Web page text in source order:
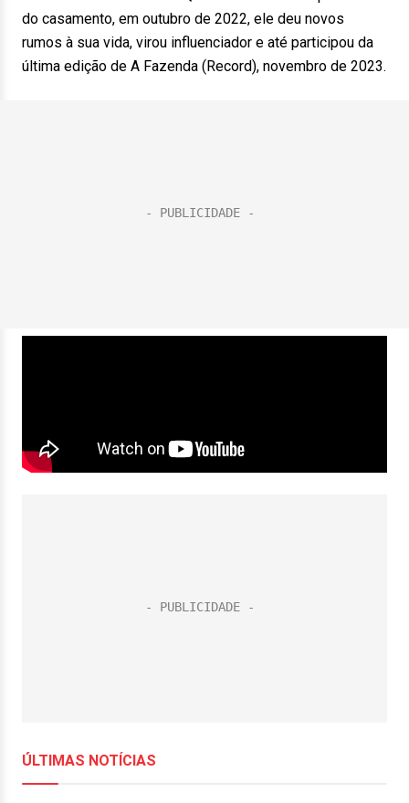
do casamento, em outubro de 2022, ele deu novos
rumos à sua vida, virou influenciador e até participou da
última edição de A Fazenda (Record), novembro de 2023.